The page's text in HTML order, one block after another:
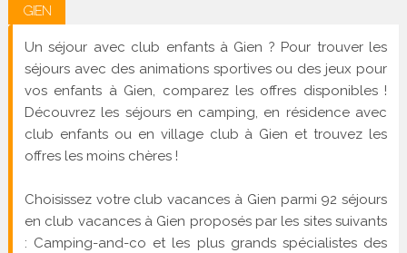
GIEN
Un séjour avec club enfants à Gien ? Pour trouver les
séjours avec des animations sportives ou des jeux pour
vos enfants à Gien, comparez les offres disponibles !
Découvrez les séjours en camping, en résidence avec
club enfants ou en village club à Gien et trouvez les
offres les moins chères !
Choisissez votre club vacances à Gien parmi 92 séjours
en club vacances à Gien proposés par les sites suivants
: Camping-and-co et les plus grands spécialistes des